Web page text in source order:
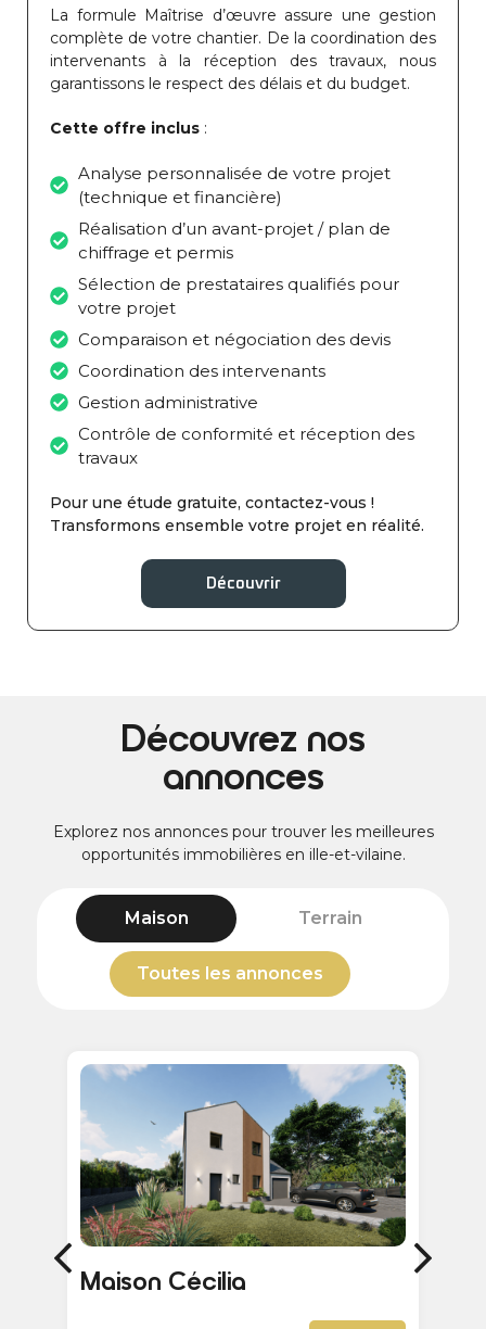
La formule Maîtrise d’œuvre assure une gestion
complète de votre chantier. De la coordination des
intervenants à la réception des travaux, nous
garantissons le respect des délais et du budget.
Cette offre inclus :
Analyse personnalisée de votre projet
(technique et financière)
Réalisation d’un avant-projet / plan de
chiffrage et permis
Sélection de prestataires qualifiés pour
votre projet
Comparaison et négociation des devis
Coordination des intervenants
Gestion administrative
Contrôle de conformité et réception des
travaux
Pour une étude gratuite, contactez-vous !
Transformons ensemble votre projet en réalité.
Découvrir
Découvrez nos
annonces
Explorez nos annonces pour trouver les meilleures
opportunités immobilières en ille-et-vilaine.
Toutes les annonces
Maison Terrain
Toutes les annonces